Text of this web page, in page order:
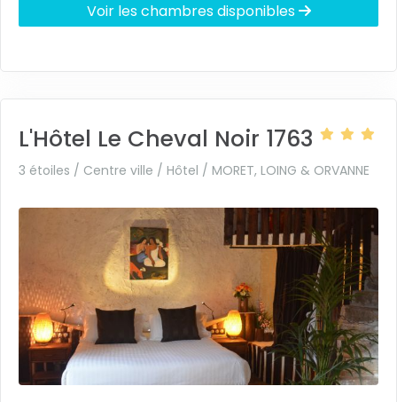
Voir les chambres disponibles
L'Hôtel Le Cheval Noir 1763
3 étoiles / Centre ville / Hôtel / MORET, LOING & ORVANNE